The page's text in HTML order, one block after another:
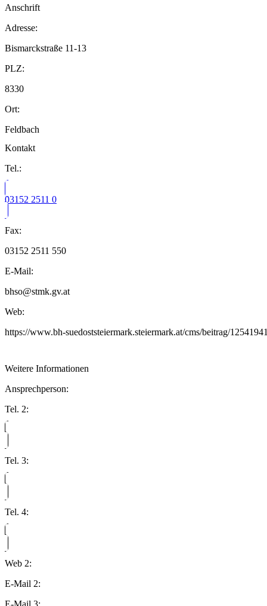
Anschrift
Adresse:
Bismarckstraße 11-13
PLZ:
8330
Ort:
Feldbach
Kontakt
Tel.:
03152 2511 0
Fax:
03152 2511 550
E-Mail:
bhso@stmk.gv.at
Web:
https://www.bh-suedoststeiermark.steiermark.at/cms/beitrag/
Weitere Informationen
Ansprechperson:
Tel. 2:
Tel. 3:
Tel. 4:
Web 2:
E-Mail 2:
E-Mail 3: